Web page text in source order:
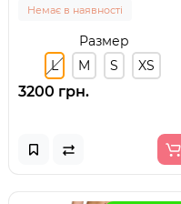
Немає в наявності
Размер
L
M S XS
3200 грн.